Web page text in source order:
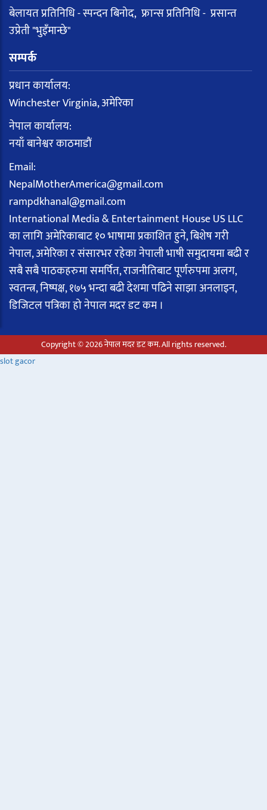
बेलायत प्रतिनिधि - स्पन्दन बिनोद, फ्रान्स प्रतिनिधि - प्रसान्त
उप्रेती "भुइँमान्छे"
सम्पर्क
प्रधान कार्यालय:
Winchester Virginia, अमेरिका
नेपाल कार्यालय:
नयाँ बानेश्वर काठमाडौं
Email:
NepalMotherAmerica@gmail.com
rampdkhanal@gmail.com
International Media & Entertainment House US LLC
का लागि अमेरिकाबाट १० भाषामा प्रकाशित हुने, बिशेष गरी
नेपाल, अमेरिका र संसारभर रहेका नेपाली भाषी समुदायमा बढी र
सबै सबै पाठकहरुमा समर्पित, राजनीतिबाट पूर्णरुपमा अलग,
स्वतन्त्र, निष्पक्ष, १७५ भन्दा बढी देशमा पढिने साझा अनलाइन,
डिजिटल पत्रिका हो नेपाल मदर डट कम ।
Copyright © 2026 नेपाल मदर डट कम. All rights reserved.
slot gacor